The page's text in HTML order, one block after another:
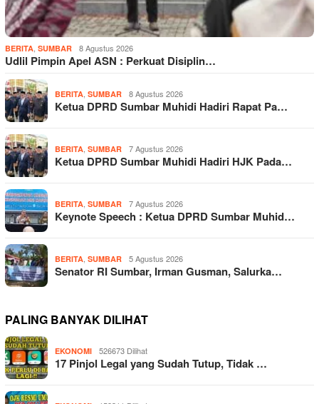
BERITA SUMBAR 8 Agustus 2026
Udlil Pimpin Apel ASN : Perkuat Disiplin…
BERITA SUMBAR 8 Agustus 2026
Ketua DPRD Sumbar Muhidi Hadiri Rapat Pa…
BERITA SUMBAR 7 Agustus 2026
Ketua DPRD Sumbar Muhidi Hadiri HJK Pada…
BERITA SUMBAR 7 Agustus 2026
Keynote Speech : Ketua DPRD Sumbar Muhid…
BERITA SUMBAR 5 Agustus 2026
Senator RI Sumbar, Irman Gusman, Salurka…
PALING BANYAK DILIHAT
EKONOMI 526673 Dilihat
17 Pinjol Legal yang Sudah Tutup, Tidak …